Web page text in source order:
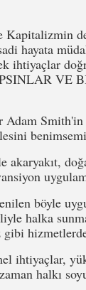
Kapitalizmin
hayata
ihtiyaçlar
VE
Adam
akaryakıt,
böyle
halka
ihtiyaçlar,
halkı